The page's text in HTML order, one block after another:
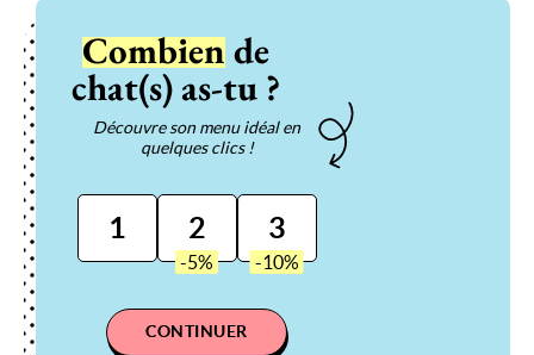
Combiende
chat(s) as-tu ?
Découvre son menu idéal en
quelques clics !
1 2 3
CONTINUER